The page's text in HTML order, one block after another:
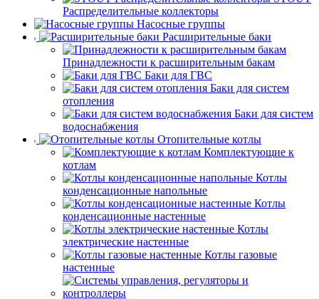
Распределительные коллекторы
Насосные группы
Расширительные баки
Принадлежности к расширительным бакам
Баки для ГВС
Баки для систем
отопления
Баки для систем
водоснабжения
Отопительные котлы
Комплектующие к
котлам
Котлы
конденсационные напольные
Котлы
конденсационные настенные
Котлы
электрические настенные
Котлы газовые
настенные